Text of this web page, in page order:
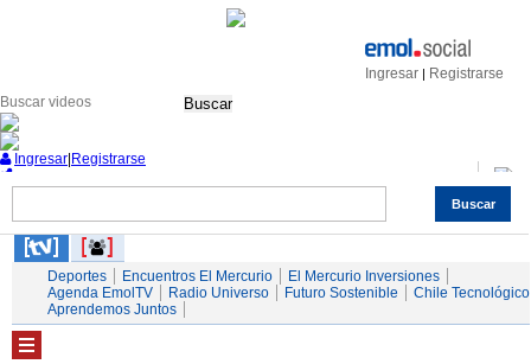
Ingresar | Registrarse
Buscar
Buscar
Ingresar Registrarse
Servicios
Deportes Encuentros El Mercurio
El Mercurio Inversiones
Agenda EmolTV
Radio Universo Futuro Sostenible
Chile Tecnológico
Aprendemos Juntos